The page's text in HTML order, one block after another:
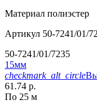
Материал полиэстер
Артикул 50-7241/01/
50-7241/01/7235
15мм
checkmark_alt_circle
61.74 р.
По 25 м